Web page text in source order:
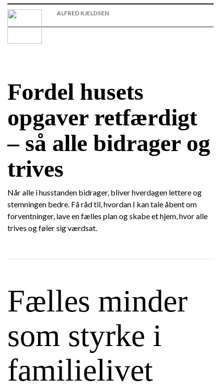
ALFRED KJELDSEN
Fordel husets
opgaver retfærdigt
– så alle bidrager og
trives
Når alle i husstanden bidrager, bliver hverdagen lettere og
stemningen bedre. Få råd til, hvordan I kan tale åbent om
forventninger, lave en fælles plan og skabe et hjem, hvor alle
trives og føler sig værdsat.
Fælles minder
som styrke i
familielivet